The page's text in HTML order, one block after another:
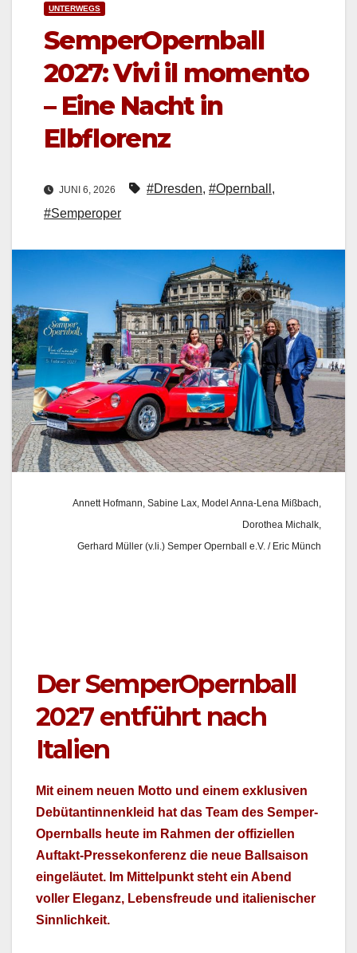
UNTERWEGS
SemperOpernball
2027: Vivi il momento
– Eine Nacht in
Elbflorenz
JUNI 6, 2026 #Dresden, #Opernball ,
#Semperoper
Annett Hof­mann, Sabine Lax, Mod­el Anna-Lena Mißbach,
Dorothea Michalk,
Ger­hard Müller (v.li.) Sem­per Opern­ball e.V. / Eric Münch
Der SemperOpernball
2027 entführt nach
Italien
Mit einem neuen Mot­to und einem exk­lu­siv­en
Debü­tan­tinnen­kleid hat das Team des Sem­per­
Opern­balls heute im Rah­men der offiziellen
Auf­takt-Pressekon­ferenz die neue Ball­sai­son
ein­geläutet. Im Mit­telpunkt ste­ht ein Abend
voller Ele­ganz, Lebens­freude und ital­ienis­ch­er
Sinnlichkeit.